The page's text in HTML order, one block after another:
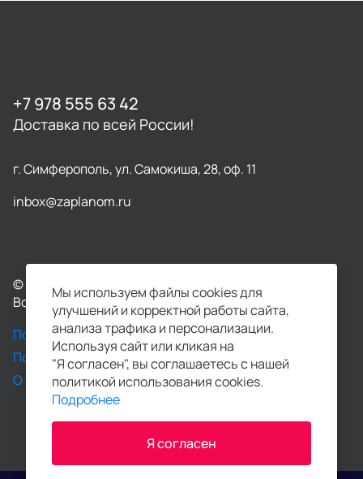
+7 978 555 63 42
Доставка по всей России!
г. Симферополь, ул. Самокиша, 28, оф. 11
inbox@zaplanom.ru
© Сервис печати фотокниг ZAPLANOM, 2023-2026
Все права защищены.
Политика конфиденциальности
Пользовательское соглашение
О файлах Cookie
Мы используем файлы cookies для
улучшений и корректной работы сайта,
анализа трафика и персонализации.
Используя сайт или кликая на
"Я согласен", вы соглашаетесь с нашей
политикой использования cookies.
Подробнее
Я согласен